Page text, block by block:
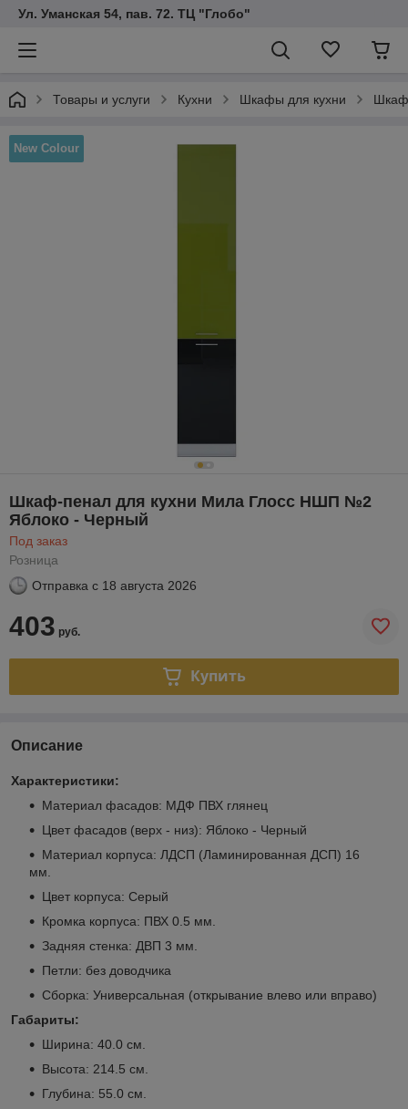
Ул. Уманская 54, пав. 72. ТЦ "Глобо"
Товары и услуги Кухни Шкафы для кухни
New Colour
Шкаф-пенал для кухни Мила Глосс НШП №2
Яблоко - Черный
Под заказ
Розница
Отправка с 18 августа 2026
403 руб.
Купить
Описание
Характеристики:
Материал фасадов: МДФ ПВХ глянец
Цвет фасадов (верх - низ): Яблоко - Черный
Материал корпуса: ЛДСП (Ламинированная ДСП) 16
мм.
Цвет корпуса: Серый
Кромка корпуса: ПВХ 0.5 мм.
Задняя стенка: ДВП 3 мм.
Петли: без доводчика
Сборка: Универсальная (открывание влево или вправо)
Габариты:
Ширина: 40.0 см.
Высота: 214.5 см.
Глубина: 55.0 см.